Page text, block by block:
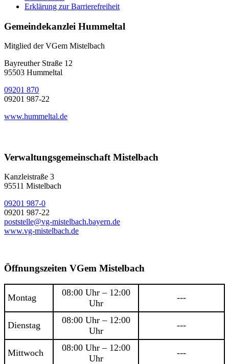
Erklärung zur Barrierefreiheit
Gemeindekanzlei Hummeltal
Mitglied der VGem Mistelbach
Bayreuther Straße 12
95503 Hummeltal
09201 870
09201 987-22
www.hummeltal.de
Verwaltungsgemeinschaft Mistelbach
Kanzleistraße 3
95511 Mistelbach
09201 987-0
09201 987-22
poststelle@vg-mistelbach.bayern.de
www.vg-mistelbach.de
Öffnungszeiten VGem Mistelbach
Montag
08:00 Uhr – 12:00
Uhr
---
Dienstag
08:00 Uhr – 12:00
Uhr
---
Mittwoch
08:00 Uhr – 12:00
Uhr
---